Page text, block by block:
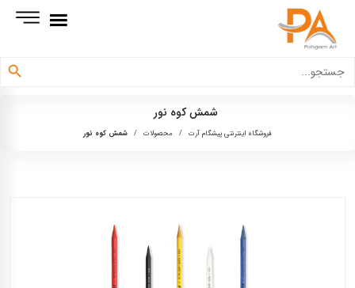
برای:
دکمه جستجو
شمش کوه نور
فروشگاه اینترنتی پیشگام آرت / محصولات / شمش کوه نور